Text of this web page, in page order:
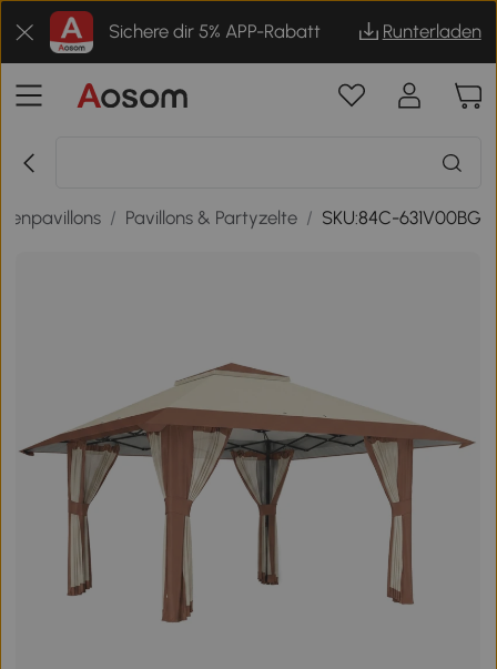
Sichere dir 5% APP-Rabatt Runterladen
/ Pavillons & Partyzelte / SKU:84C-631V00BG